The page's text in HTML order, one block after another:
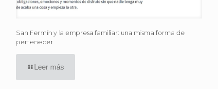
San Fermín y la empresa familiar: una misma forma de
pertenecer
Leer más